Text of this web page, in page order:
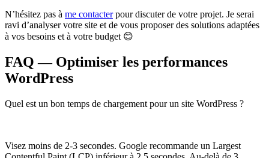
N’hésitez pas à me contacterpour discuter de votre projet. Je serai
ravi d’analyser votre site et de vous proposer des solutions adaptées
à vos besoins et à votre budget 😊
FAQ — Optimiser les performances
WordPress
Quel est un bon temps de chargement pour un site WordPress ?
Visez moins de 2-3 secondes. Google recommande un Largest